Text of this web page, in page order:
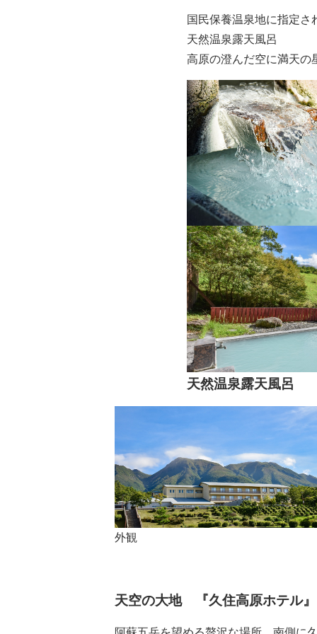
国民保養温泉地に指定さ
天然温泉露天風呂
高原の澄んだ空に満天の
天然温泉露天風呂
外観
天空の大地 『久住高原ホテル』